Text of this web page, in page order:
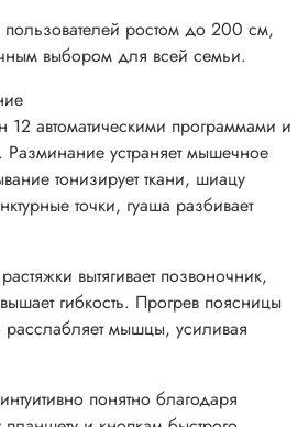
ростом до 200 см,
выбором для всей семьи.
12 автоматическими программами и
Разминание устраняет мышечное
тонизирует ткани, шиацу
точки, гуаша разбивает
вытягивает позвоночник,
гибкость. Прогрев поясницы
мышцы, усиливая
понятно благодаря